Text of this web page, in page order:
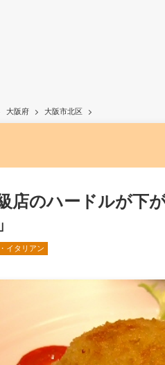
大阪府 大阪市北区
店のハードルが
イタリアン